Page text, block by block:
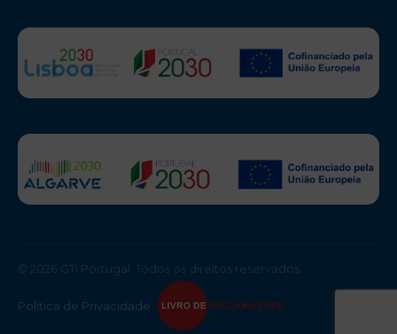
© 2026 GTI Portugal. Todos os direitos reservados.
Política de Privacidade